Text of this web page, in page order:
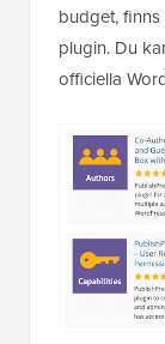
budget,
plugin. Du
officiella